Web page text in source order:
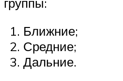
Ближние;
Средние;
Дальние.